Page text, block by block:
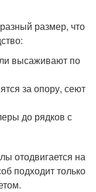
размер, что
высаживают по
за опору, сеют
до рядков с
отодвигается на
подходит только